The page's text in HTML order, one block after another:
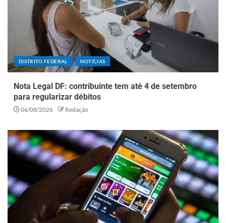
DISTRITO FEDERAL NOTÍCIAS
Nota Legal DF: contribuinte tem até 4 de setembro
para regularizar débitos
06/08/2026 Redação